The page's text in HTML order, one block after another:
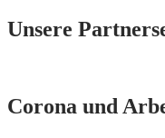
Unsere
Corona und